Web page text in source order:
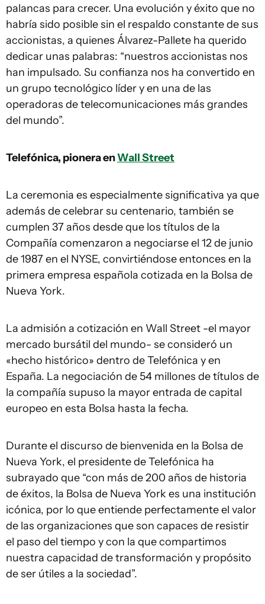
palancas para crecer. Una evolución y éxito que no
habría sido posible sin el respaldo constante de sus
accionistas, a quienes Álvarez-Pallete ha querido
dedicar unas palabras: “nuestros accionistas nos
han impulsado. Su confianza nos ha convertido en
un grupo tecnológico líder y en una de las
operadoras de telecomunicaciones más grandes
del mundo”.
Telefónica, pionera enWall Street
La ceremonia es especialmente significativa ya que
además de celebrar su centenario, también se
cumplen 37 años desde que los títulos de la
Compañía comenzaron a negociarse el 12 de junio
de 1987 en el NYSE, convirtiéndose entonces en la
primera empresa española cotizada en la Bolsa de
Nueva York.
La admisión a cotización en Wall Street -el mayor
mercado bursátil del mundo- se consideró un
«hecho histórico» dentro de Telefónica y en
España. La negociación de 54 millones de títulos de
la compañía supuso la mayor entrada de capital
europeo en esta Bolsa hasta la fecha.
Durante el discurso de bienvenida en la Bolsa de
Nueva York, el presidente de Telefónica ha
subrayado que “con más de 200 años de historia
de éxitos, la Bolsa de Nueva York es una institución
icónica, por lo que entiende perfectamente el valor
de las organizaciones que son capaces de resistir
el paso del tiempo y con la que compartimos
nuestra capacidad de transformación y propósito
de ser útiles a la sociedad”.